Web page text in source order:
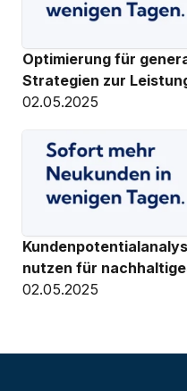
Optimierung für
Strategien zur
02.05.2025
nutzen für
02.05.2025